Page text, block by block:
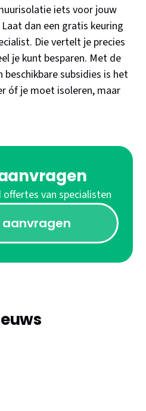
iets voor jouw
dan een gratis keuring
Die vertelt je precies
je kunt besparen. Met de
beschikbare subsidies is het
óf je moet isoleren, maar
van specialisten